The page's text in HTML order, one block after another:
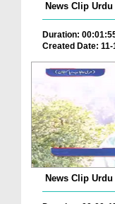
News Clip
Duration:
Created Date: 11-
News Clip